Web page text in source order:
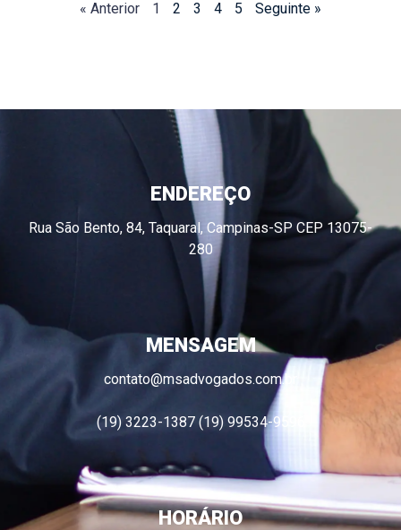
« Anterior 1 2 3 4 5 Seguinte »
ENDEREÇO
Rua São Bento, 84, Taquaral, Campinas-SP CEP 13075-
280
MENSAGEM
contato@msadvogados.com.br
(19) 3223-1387 (19) 99534-9596
HORÁRIO